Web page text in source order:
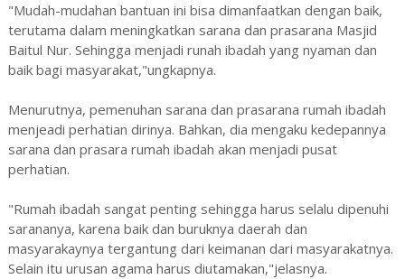
"Mudah-mudahan bantuan ini bisa dimanfaatkan dengan baik,
terutama dalam meningkatkan sarana dan prasarana Masjid
Baitul Nur. Sehingga menjadi runah ibadah yang nyaman dan
baik bagi masyarakat,"ungkapnya.
Menurutnya, pemenuhan sarana dan prasarana rumah ibadah
menjeadi perhatian dirinya. Bahkan, dia mengaku kedepannya
sarana dan prasara rumah ibadah akan menjadi pusat
perhatian.
"Rumah ibadah sangat penting sehingga harus selalu dipenuhi
sarananya, karena baik dan buruknya daerah dan
masyarakaynya tergantung dari keimanan dari masyarakatnya.
Selain itu urusan agama harus diutamakan,"jelasnya.